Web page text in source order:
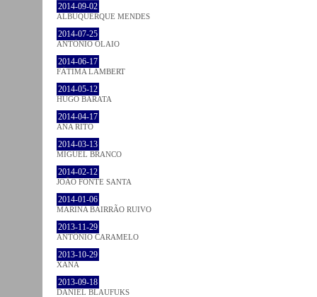
2014-09-02
ALBUQUERQUE MENDES
2014-07-25
ANTÓNIO OLAIO
2014-06-17
FÁTIMA LAMBERT
2014-05-12
HUGO BARATA
2014-04-17
ANA RITO
2014-03-13
MIGUEL BRANCO
2014-02-12
JOÃO FONTE SANTA
2014-01-06
MARINA BAIRRÃO RUIVO
2013-11-29
ANTÓNIO CARAMELO
2013-10-29
XANA
2013-09-18
DANIEL BLAUFUKS